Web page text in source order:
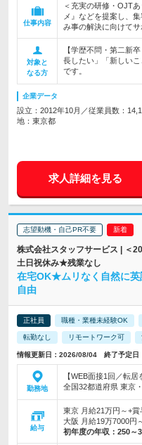
仕事内容
＜充実の研修・OJT
メ』などを提案し、
み事の解決に向けて
対象と
なる方
【学歴不問・第二新
長したい」「新しい
です。
企業データ
設立：2012年10月／従業員数：
地：東京都
求人詳細を見る
志望動機・自己PR不要
株式会社スタッフサービス | ＜
土日祝休み★残業なし
在宅OK★ムリなく自然に英
自由
正社員 職種・業種未経験OK
転勤なし リモートワーク可
情報更新日：2026/08/04 終了予定日
勤務地
【WEB面接1回／転
全国32都道府県 東京
給与
東京 月給21万円～+
大阪 月給19万7000円
初年度の年収： 250～